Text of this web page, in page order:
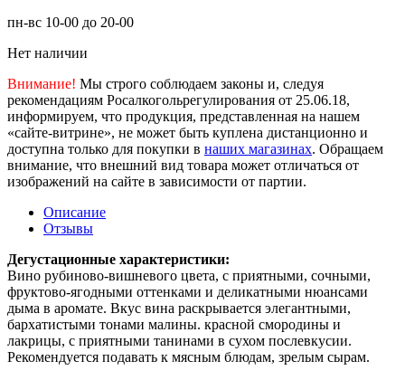
пн-вс 10-00 до 20-00
Нет наличии
Внимание! Мы строго соблюдаем законы и, следуя
рекомендациям Росалкогольрегулирования от 25.06.18,
информируем, что продукция, представленная на нашем
«сайте-витрине», не может быть куплена дистанционно и
доступна только для покупки в наших магазинах. Обращаем
внимание, что внешний вид товара может отличаться от
изображений на сайте в зависимости от партии.
Описание
Отзывы
Дегустационные характеристики:
Вино рубиново-вишневого цвета, с приятными, сочными,
фруктово-ягодными оттенками и деликатными нюансами
дыма в аромате. Вкус вина раскрывается элегантными,
бархатистыми тонами малины. красной смородины и
лакрицы, с приятными танинами в сухом послевкусии.
Рекомендуется подавать к мясным блюдам, зрелым сырам.